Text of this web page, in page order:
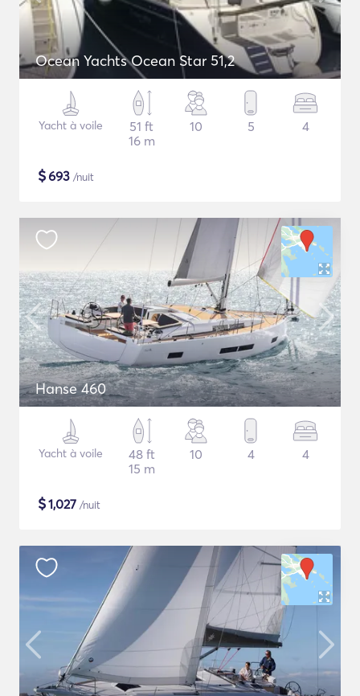
Ocean Yachts Ocean Star 51,2
Yacht à voile
51 ft
16 m
10 5 4
$693 /nuit
Hanse 460
Yacht à voile
48 ft
15 m
10 4 4
$1,027 /nuit